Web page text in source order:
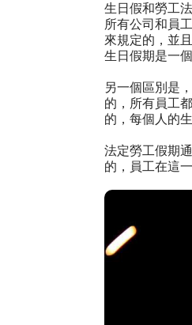
生日假和勞工
所有公司和員
來規定的，並
生日假期是一
另一個區別是
的，所有員工
的，每個人的
法定勞工假期
的，員工在這